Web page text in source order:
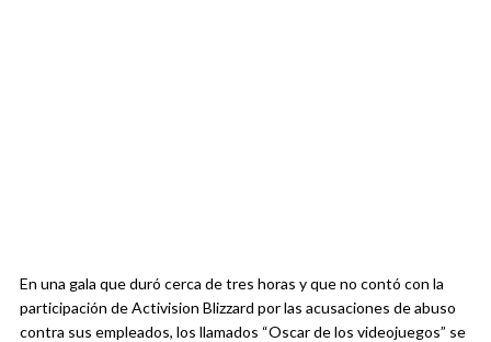
En una gala que duró cerca de tres horas y que no contó con la
participación de Activision Blizzard por las acusaciones de abuso
contra sus empleados, los llamados “Oscar de los videojuegos” se